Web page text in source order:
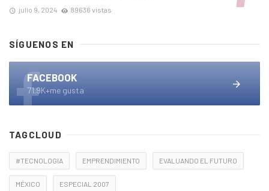
julio 9, 2024 89636 vistas
SÍGUENOS EN
FACEBOOK
71.9K+me gusta
TAGCLOUD
#TECNOLOGIA EMPRENDIMIENTO EVALUANDO EL FUTURO
MÉXICO ESPECIAL 2007